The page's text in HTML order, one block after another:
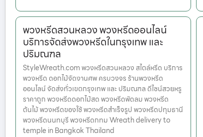
พวงหรีดสวนหลวง พวงหรีดออนไลน์
บริการจัดส่งพวงหรีดในกรุงเทพ และ
ปริมณฑล
StyleWreath.com พวงหรีดสวนหลวง สไตล์หรีด บริการ
พวงหรีด ดอกไม้จัดงานศพ ครบวงจร ร้านพวงหรีด
ออนไลน์ จัดส่งทั่วเขตกรุงเทพ และ ปริมณฑล ดีไซน์สวยหรู
ราคาถูก พวงหรีดดอกไม้สด พวงหรีดพัดลม พวงหรีด
ต้นไม้ พวงหรีดของใช้ พวงหรีดสำเร็จรูป พวงหรีดปทุมธานี
พวงหรีดนนทบุรี พวงหรีดกทม Wreath delivery to
temple in Bangkok Thailand